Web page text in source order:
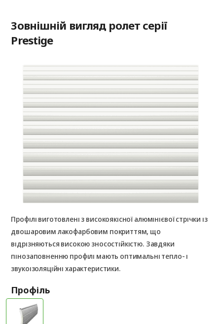
Зовнішній вигляд ролет серії
Prestige
Профілі виготовлені з високоякісної алюмінієвої стрічки із
двошаровим лакофарбовим покриттям, що
відрізняються високою зносостійкістю. Завдяки
пінозаповненню профілі мають оптимальні тепло- і
звукоізоляційні характеристики.
Профіль